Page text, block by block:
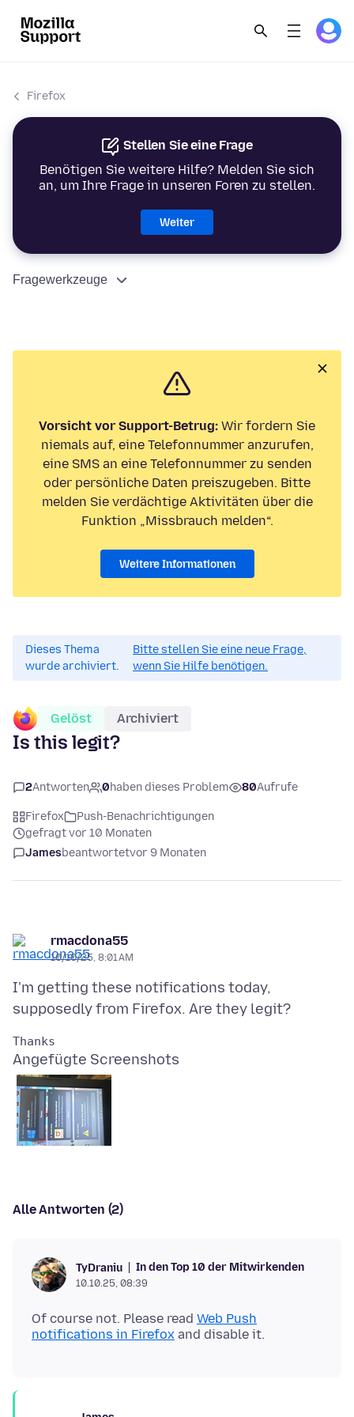
Firefox
Stellen Sie eine Frage
Benötigen Sie weitere Hilfe? Melden Sie sich
an, um Ihre Frage in unseren Foren zu stellen.
Weiter
Fragewerkzeuge
Vorsicht vor Support-Betrug: Wir fordern Sie
niemals auf, eine Telefonnummer anzurufen,
eine SMS an eine Telefonnummer zu senden
oder persönliche Daten preiszugeben. Bitte
melden Sie verdächtige Aktivitäten über die
Funktion „Missbrauch melden“.
Weitere Informationen
Dieses Thema
wurde archiviert.
Bitte stellen Sie eine neue Frage,
wenn Sie Hilfe benötigen.
Gelöst Archiviert
Is this legit?
2Antworten 0haben dieses Problem 80Aufrufe
Firefox
Push-Benachrichtigungen
gefragt vor 10 Monaten
Jamesbeantwortetvor 9 Monaten
rmacdona55
10/10/25, 8:01 AM
I'm getting these notifications today,
Angefügte Screenshots
Alle Antworten (2)
TyDraniu In den Top 10 der Mitwirkenden
10.10.25, 08:39
Of course not. Please read Web Push
notifications in Firefox